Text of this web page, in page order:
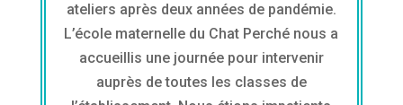
ateliers après deux années de pandémie.
L’école maternelle du Chat Perché nous a
accueillis une journée pour intervenir
auprès de toutes les classes de